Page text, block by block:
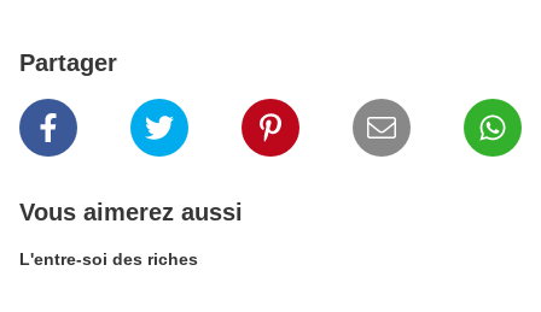
Partager
Vous aimerez aussi
L'entre-soi des riches